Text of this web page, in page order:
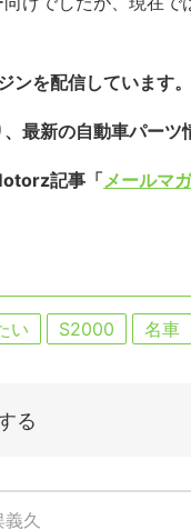
を配信しています。
最新の自動車パーツ
記事「メールマ
い S2000 名車
る
久